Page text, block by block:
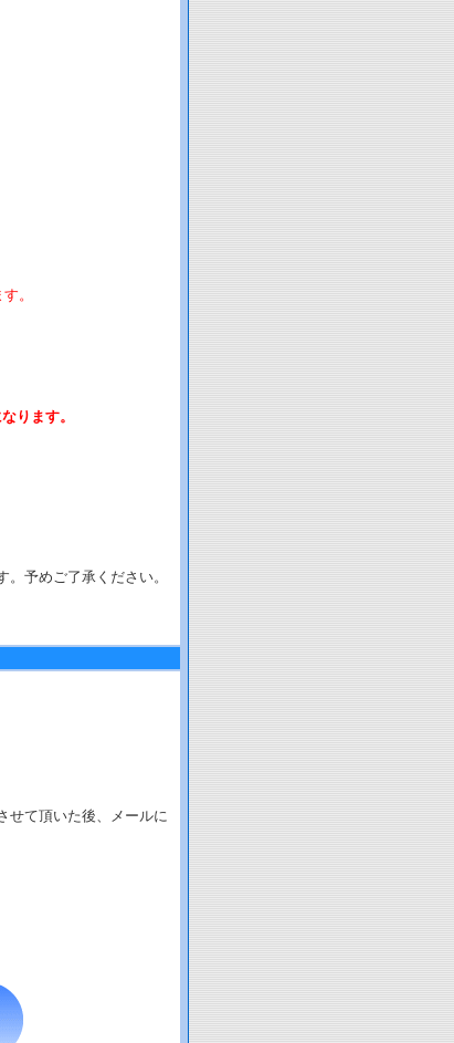
。
ります。
予めご了承ください。
せて頂いた後、メールに